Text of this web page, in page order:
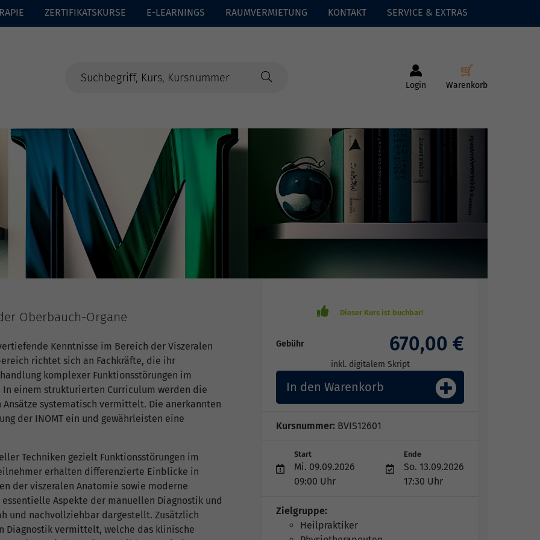
ZERTIFIKATSKURSE E-LEARNINGS RAUMVERMIETUNG KONTAKT SERVICE & EXTRAS
Login Warenkorb
Oberbauch-Organe
Kenntnisse im Bereich der Viszeralen
richtet sich an Fachkräfte, die ihr
komplexer Funktionsstörungen im
einem strukturierten Curriculum werden die
systematisch vermittelt. Die anerkannten
der INOMT ein und gewährleisten eine
Techniken gezielt Funktionsstörungen im
erhalten differenzierte Einblicke in
der viszeralen Anatomie sowie moderne
Aspekte der manuellen Diagnostik und
und nachvollziehbar dargestellt. Zusätzlich
Diagnostik vermittelt, welche das klinische
Gebühr 670,00 €
inkl. digitalem Skript
In den Warenkorb
Kursnummer: BVIS12601
Start
Mi. 09.09.2026
09:00 Uhr
Ende
So. 13.09.2026
17:30 Uhr
Zielgruppe:
Heilpraktiker